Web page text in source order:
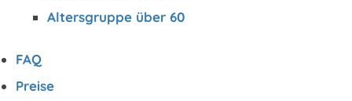
Altersgruppe über 60
FAQ
Preise